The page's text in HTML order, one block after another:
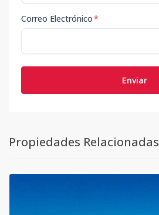
Correo Electrónico*
Enviar
Propiedades Relacionadas